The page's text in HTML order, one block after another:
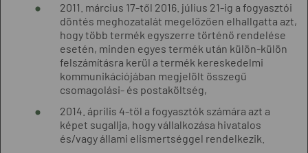
2011. március 17-től 2016. július 21-ig a fogyasztói
döntés meghozatalát megelőzően elhallgatta azt,
hogy több termék egyszerre történő rendelése
esetén, minden egyes termék után külön-külön
felszámításra kerül a termék kereskedelmi
kommunikációjában megjelölt összegű
csomagolási- és postaköltség,
2014. április 4-től a fogyasztók számára azt a
képet sugallja, hogy vállalkozása hivatalos
és/vagy állami elismertséggel rendelkezik.